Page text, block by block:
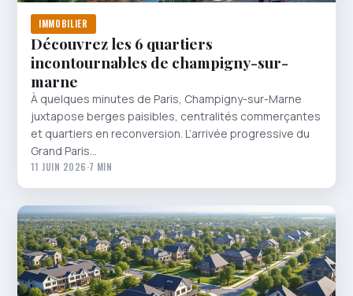
IMMOBILIER
Découvrez les 6 quartiers
incontournables de champigny-sur-
marne
À quelques minutes de Paris, Champigny-sur-Marne
juxtapose berges paisibles, centralités commerçantes
et quartiers en reconversion. L’arrivée progressive du
Grand Paris…
11 JUIN 2026·7 MIN